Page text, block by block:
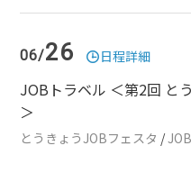
06/26 日程詳細
JOBトラベル ＜第2回 と
＞
とうきょうJOBフェスタ /